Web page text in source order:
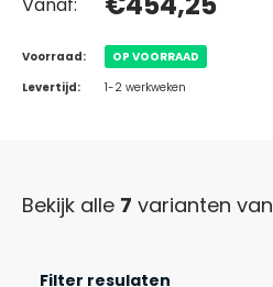
Vanaf:
Voorraad:
OP VOORRAAD
Levertijd:
1-2 werkweken
Bekijk alle 7 varianten van
Filter resulaten